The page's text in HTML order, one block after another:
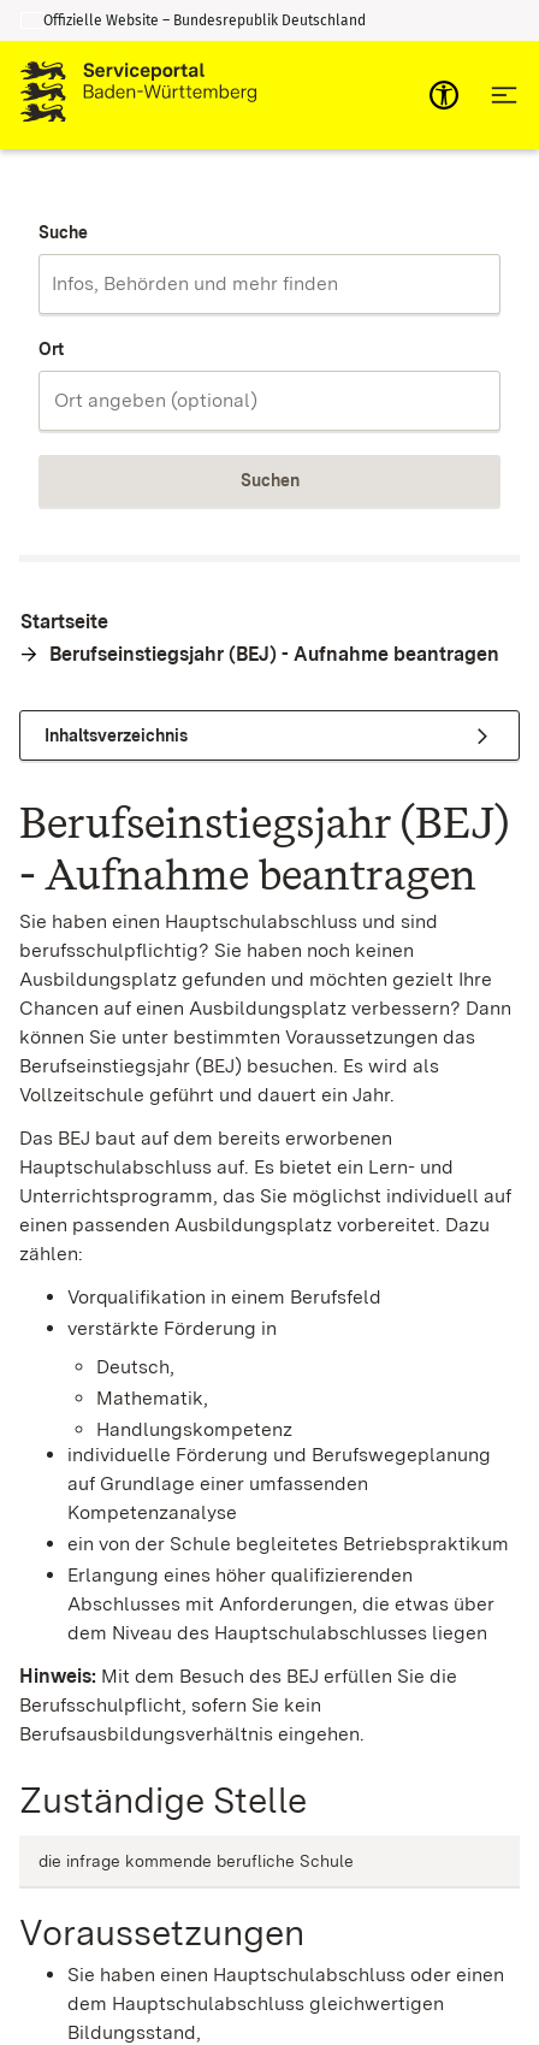
Zum Inhalt springen
Zur Suche springen
Offizielle Website – Bundesrepublik Deutschland
Suche
Ort
Suchen
Startseite
Berufseinstiegsjahr (BEJ) - Aufnahme beantragen
Inhaltsverzeichnis
Berufseinstiegsjahr (BEJ)
- Aufnahme beantragen
Sie haben einen Hauptschulabschluss und sind
berufsschulpflichtig? Sie haben noch keinen
Ausbildungsplatz gefunden und möchten gezielt Ihre
Chancen auf einen Ausbildungsplatz verbessern? Dann
können Sie unter bestimmten Voraussetzungen das
Berufseinstiegsjahr (BEJ) besuchen. Es wird als
Vollzeitschule geführt und dauert ein Jahr.
Das BEJ baut auf dem bereits erworbenen
Hauptschulabschluss auf. Es bietet ein Lern- und
Unterrichtsprogramm, das Sie möglichst individuell auf
einen passenden Ausbildungsplatz vorbereitet. Dazu
zählen:
Vorqualifikation in einem Berufsfeld
verstärkte Förderung in
Deutsch,
Mathematik,
Handlungskompetenz
individuelle Förderung und Berufswegeplanung
auf Grundlage einer umfassenden
Kompetenzanalyse
ein von der Schule begleitetes Betriebspraktikum
Erlangung eines höher qualifizierenden
Abschlusses mit Anforderungen, die etwas über
dem Niveau des Hauptschulabschlusses liegen
Hinweis: Mit dem Besuch des BEJ erfüllen Sie die
Berufsschulpflicht, sofern Sie kein
Berufsausbildungsverhältnis eingehen.
Zuständige Stelle
die infrage kommende berufliche Schule
Voraussetzungen
Sie haben einen Hauptschulabschluss oder einen
dem Hauptschulabschluss gleichwertigen
Bildungsstand,